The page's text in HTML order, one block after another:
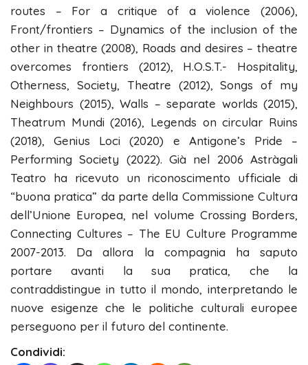
routes – For a critique of a violence (2006),
Front/frontiers – Dynamics of the inclusion of the
other in theatre (2008), Roads and desires – theatre
overcomes frontiers (2012), H.O.S.T.- Hospitality,
Otherness, Society, Theatre (2012), Songs of my
Neighbours (2015), Walls – separate worlds (2015),
Theatrum Mundi (2016), Legends on circular Ruins
(2018), Genius Loci (2020) e Antigone’s Pride –
Performing Society (2022). Già nel 2006 Astràgali
Teatro ha ricevuto un riconoscimento ufficiale di
“buona pratica” da parte della Commissione Cultura
dell’Unione Europea, nel volume Crossing Borders,
Connecting Cultures – The EU Culture Programme
2007-2013. Da allora la compagnia ha saputo
portare avanti la sua pratica, che la
contraddistingue in tutto il mondo, interpretando le
nuove esigenze che le politiche culturali europee
perseguono per il futuro del continente.
Condividi: